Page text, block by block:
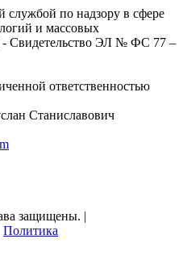
службой по надзору в сфере
и массовых
- Свидетельство ЭЛ № ФС 77 –
ответственностью
Станиславович
защищены. |
Политика